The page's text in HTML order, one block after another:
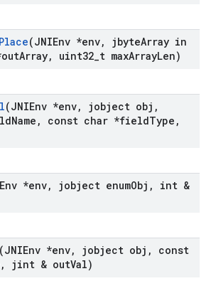
Place(JNIEnv *env, jbyteArray in
Array, uint32 t maxArrayLen)
(JNIEnv *env, jobject obj ,
Name , const char *fieldType ,
*env, jobject enumObj ,
int &
(JNIEnv *env, jobject obj ,
const
, jint & outVal)